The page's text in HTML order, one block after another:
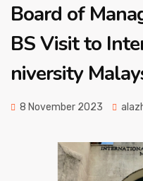
Board of
BS Visit to
niversity
8 November 2023